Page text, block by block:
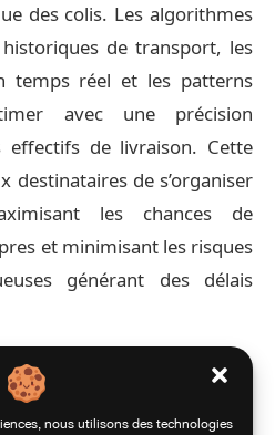
nous utilisons des technologies
des colis. Les algorithmes
de transport, les
temps réel et les patterns
avec une précision
effectifs de livraison. Cette
destinataires de s’organiser
les chances de
et minimisant les risques
générant des délais
de tracking dans une
comme celle proposée